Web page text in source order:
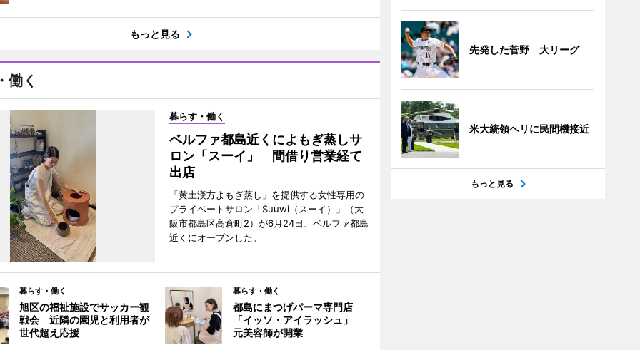
もっと見る
働く
暮らす・働く
ベルファ都島近くによもぎ蒸しサ
ロン「スーイ」 間借り営業経て
出店
「黄土漢方よもぎ蒸し」を提供する女性専用の
プライベートサロン「Suuwi（スーイ）」（大
阪市都島区高倉町2）が6月24日、ベルファ都島
近くにオープンした。
暮らす・働く
旭区の福祉施設でサッカー観
戦会 近隣の園児と利用者が
世代超え応援
暮らす・働く
都島にまつげパーマ専門店
「イッソ・アイラッシュ」
元美容師が開業
先発した菅野 大リーグ
米大統領ヘリに民間機接近
もっと見る